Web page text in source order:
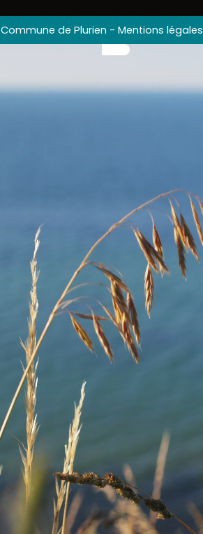
Commune de Plurien - Mentions légales